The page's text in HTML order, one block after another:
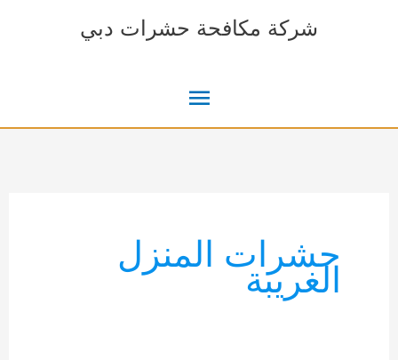
شركة مكافحة حشرات دبي
القائمة
حشرات المنزل
الغريبة